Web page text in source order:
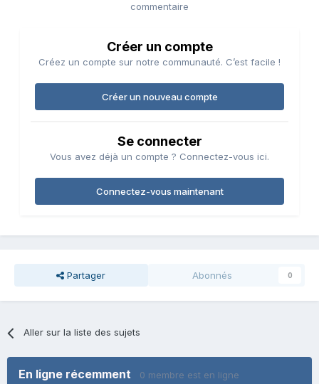
commentaire
Créer un compte
Créez un compte sur notre communauté. C’est facile !
Créer un nouveau compte
Se connecter
Vous avez déjà un compte ? Connectez-vous ici.
Connectez-vous maintenant
Partager Abonnés 0
Aller sur la liste des sujets
En ligne récemment 0 membre est en ligne